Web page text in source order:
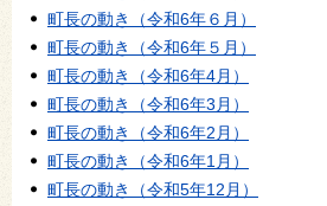
町長の動き（令和6年６月）
町長の動き（令和6年５月）
町長の動き（令和6年4月）
町長の動き（令和6年3月）
町長の動き（令和6年2月）
町長の動き（令和6年1月）
町長の動き（令和5年12月）